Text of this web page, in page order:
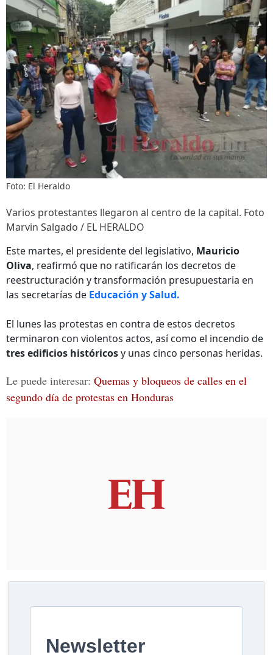
Foto: El Heraldo
Varios protestantes llegaron al centro de la capital. Foto
Marvin Salgado / EL HERALDO
Este martes, el presidente del legislativo, Mauricio
Oliva, reafirmó que no ratificarán los decretos de
reestructuración y transformación presupuestaria en
las secretarías de Educación y Salud.
El lunes las protestas en contra de estos decretos
terminaron con violentos actos, así como el incendio de
tres edificios históricosy unas cinco personas heridas.
Le puede interesar: Quemas y bloqueos de calles en el
segundo día de protestas en Honduras